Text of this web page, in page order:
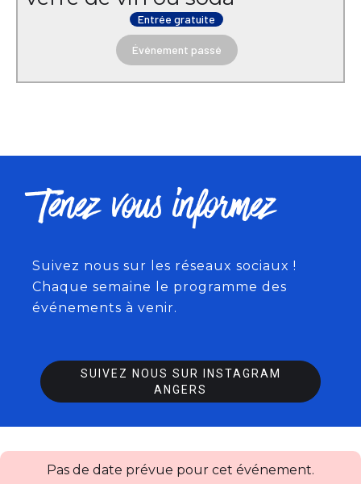
Entrée gratuite
Événement passé
Tenez vous informez
Suivez nous sur les réseaux sociaux !
Chaque semaine le programme des
événements à venir.
SUIVEZ NOUS SUR INSTAGRAM
ANGERS
Pas de date prévue pour cet événement.